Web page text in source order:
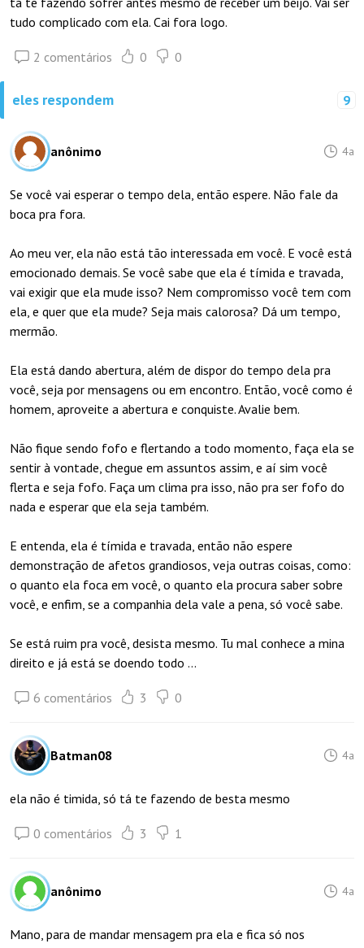
tudo complicado com ela. Cai fora logo.
2 comentários 0 0
eles respondem 9
anônimo 4a
Se você vai esperar o tempo dela, então espere. Não fale da
boca pra fora.
Ao meu ver, ela não está tão interessada em você. E você está
emocionado demais. Se você sabe que ela é tímida e travada,
vai exigir que ela mude isso? Nem compromisso você tem com
ela, e quer que ela mude? Seja mais calorosa? Dá um tempo,
mermão.
Ela está dando abertura, além de dispor do tempo dela pra
você, seja por mensagens ou em encontro. Então, você como é
homem, aproveite a abertura e conquiste. Avalie bem.
Não fique sendo fofo e flertando a todo momento, faça ela se
sentir à vontade, chegue em assuntos assim, e aí sim você
flerta e seja fofo. Faça um clima pra isso, não pra ser fofo do
nada e esperar que ela seja também.
E entenda, ela é tímida e travada, então não espere
demonstração de afetos grandiosos, veja outras coisas, como:
o quanto ela foca em você, o quanto ela procura saber sobre
você, e enfim, se a companhia dela vale a pena, só você sabe.
Se está ruim pra você, desista mesmo. Tu mal conhece a mina
direito e já está se doendo todo ...
6 comentários 3 0
Batman08 4a
ela não é timida, só tá te fazendo de besta mesmo
0 comentários 3 1
anônimo 4a
Mano, para de mandar mensagem pra ela e fica só nos